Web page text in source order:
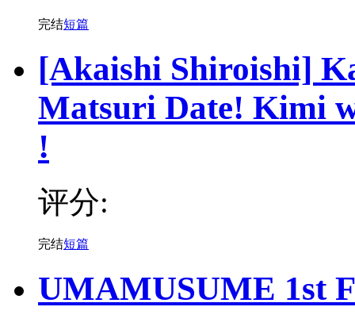
完结短篇
[Akaishi Shiroishi]
Matsuri Date! Kimi
!
评分:
完结短篇
UMAMUSUME 1st